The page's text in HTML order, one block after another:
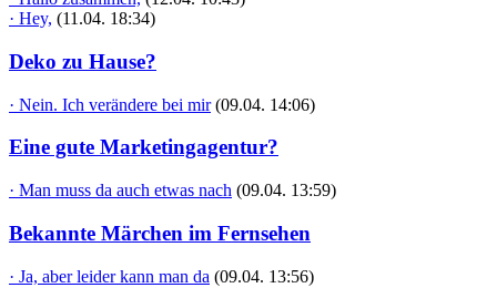
· Hey, (11.04. 18:34)
Deko zu Hause?
· Nein. Ich verändere bei mir (09.04. 14:06)
Eine gute Marketingagentur?
· Man muss da auch etwas nach (09.04. 13:59)
Bekannte Märchen im Fernsehen
· Ja, aber leider kann man da (09.04. 13:56)